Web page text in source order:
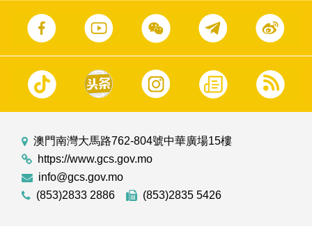
澳門南灣大馬路762-804號中華廣場15樓
https://www.gcs.gov.mo
info@gcs.gov.mo
(853)2833 2886
(853)2835 5426